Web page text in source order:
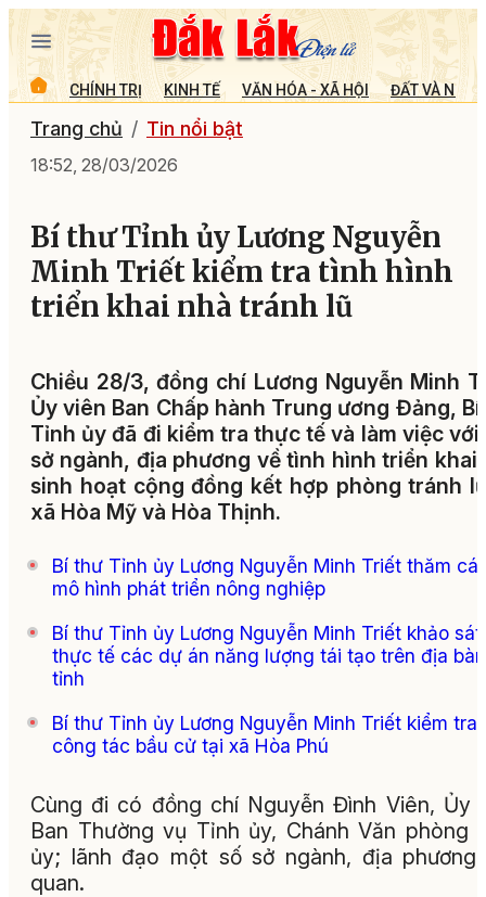
CHÍNH TRỊ KINH TẾ VĂN HÓA - XÃ HỘI ĐẤT VÀ
Trang chủ Tin nổi bật
18:52, 28/03/2026
Bí thư Tỉnh ủy Lương Nguyễn
Minh Triết kiểm tra tình hình
triển khai nhà tránh lũ
Chiều 28/3, đồng chí Lương Nguyễn Minh
Ủy viên Ban Chấp hành Trung ương Đảng,
Tỉnh ủy đã đi kiểm tra thực tế và làm việc với
sở ngành, địa phương về tình hình triển khai
sinh hoạt cộng đồng kết hợp phòng tránh
xã Hòa Mỹ và Hòa Thịnh.
Bí thư Tỉnh ủy Lương Nguyễn Minh Triết thăm
mô hình phát triển nông nghiệp
Bí thư Tỉnh ủy Lương Nguyễn Minh Triết khảo sát
thực tế các dự án năng lượng tái tạo trên địa bàn
tỉnh
Bí thư Tỉnh ủy Lương Nguyễn Minh Triết kiểm tra
công tác bầu cử tại xã Hòa Phú
Cùng đi có đồng chí Nguyễn Đình Viên, Ủy
Ban Thường vụ Tỉnh ủy, Chánh Văn phòng
ủy; lãnh đạo một số sở ngành, địa phương
quan.